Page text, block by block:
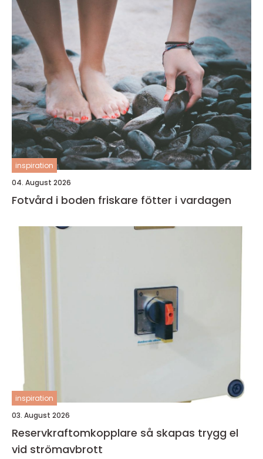
inspiration
04. August 2026
Fotvård i boden friskare fötter i vardagen
inspiration
03. August 2026
Reservkraftomkopplare så skapas trygg el
vid strömavbrott